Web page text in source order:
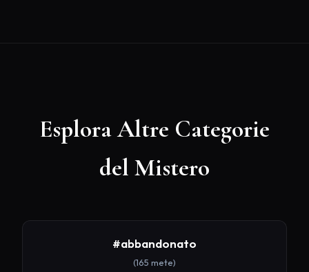
Esplora Altre Categorie
del Mistero
#abbandonato
(165 mete)